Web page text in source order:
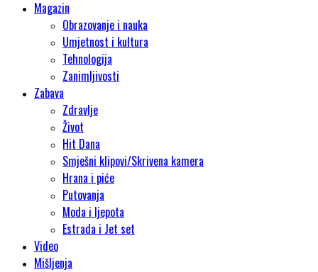
Magazin
Obrazovanje i nauka
Umjetnost i kultura
Tehnologija
Zanimljivosti
Zabava
Zdravlje
Život
Hit Dana
Smješni klipovi/Skrivena kamera
Hrana i piće
Putovanja
Moda i ljepota
Estrada i Jet set
Video
Mišljenja